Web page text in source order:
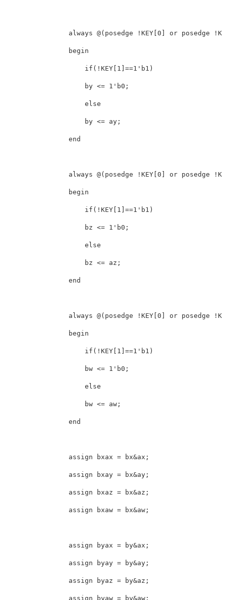
always @(posedge !KEY[0] or posedge
                begin
                    if(!KEY[1]==1'b1)
                    by <= 1'b0;
                    else
                    by <= ay;
                end
always @(posedge !KEY[0] or posedge
                begin
                    if(!KEY[1]==1'b1)
                    bz <= 1'b0;
                    else
                    bz <= az;
                end
always @(posedge !KEY[0] or posedge
                begin
                    if(!KEY[1]==1'b1)
                    bw <= 1'b0;
                    else
                    bw <= aw;
                end
                assign bxax = bx&ax;
                assign bxay = bx&ay;
                assign bxaz = bx&az;
                assign bxaw = bx&aw;
                assign byax = by&ax;
                assign byay = by&ay;
                assign byaz = by&az;
                assign byaw = by&aw;